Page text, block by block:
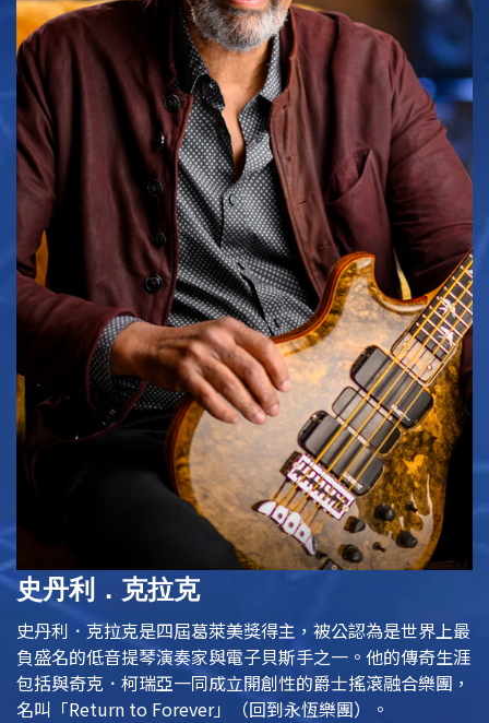
史丹利．克拉克
史丹利．克拉克是四屆葛萊美獎得主，被公認為是世界上最
負盛名的低音提琴演奏家與電子貝斯手之一。他的傳奇生涯
包括與奇克．柯瑞亞一同成立開創性的爵士搖滾融合樂團，
名叫「Return to Forever」（回到永恆樂團）。